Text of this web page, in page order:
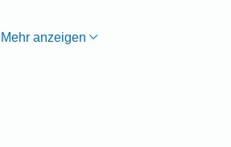
Mehr anzeigen